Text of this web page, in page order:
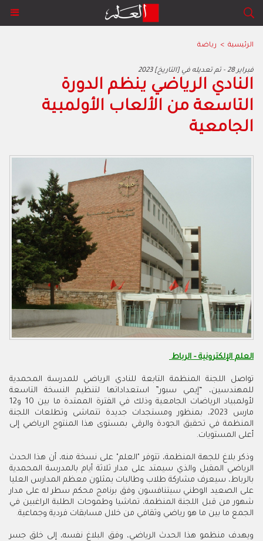
الرئيسية > رياضة
2023 فبراير 28 - تم تعديله في [التاريخ]
النادي الرياضي ينظم الدورة
التاسعة من الألعاب الأولمبية
الجامعية
العلم الإلكترونية - الرباط
تواصل اللجنة المنظمة التابعة للنادي الرياضي للمدرسة المحمدية
للمهندسين، “إيمي سبور” استعداداتها لتنظيم النسخة التاسعة
لأولمبياد الرياضات الجامعية وذلك في الفترة الممتدة ما بين 10 و12
مارس 2023، بمنظور ومستجدات جديدة تتماشى وتطلعات اللجنة
المنظمة في تحقيق الجودة والرقي بمستوى هذا المنتوج الرياضي إلى
أعلى المستويات.
وذكر بلاغ للجهة المنظمة، تتوفر "العلم" على نسخة منه، أن هذا الحدث
الرياضي المقبل والذي سيمتد على مدار ثلاثة أيام بالمدرسة المحمدية
بالرباط، سيعرف مشاركة طلاب وطالبات يمثلون معظم المدارس العليا
على الصعيد الوطني سيتنافسون وفق برنامج محكم سطر له على مدار
شهور من قبل اللجنة المنظمة، تماشيا وطموحات الطلبة الراغبين في
الجمع ما بين ما هو رياضي وثقافي من خلال مسابقات فردية وجماعية.
ويهدف منظمو هذا الحدث الرياضي، وفق البلاغ نفسه، إلى خلق جسر